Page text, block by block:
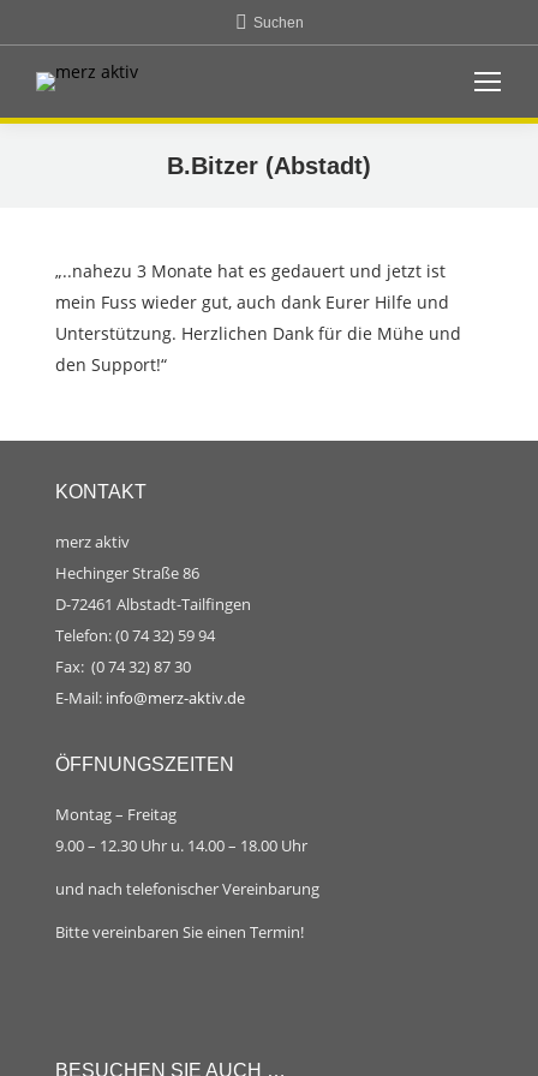
Search:
Suchen
B.Bitzer (Abstadt)
„..nahezu 3 Monate hat es gedauert und jetzt ist
mein Fuss wieder gut, auch dank Eurer Hilfe und
Unterstützung. Herzlichen Dank für die Mühe und
den Support!“
KONTAKT
merz aktiv
Hechinger Straße 86
D-72461 Albstadt-Tailfingen
Telefon: (0 74 32) 59 94
Fax: (0 74 32) 87 30
E-Mail: info@merz-aktiv.de
ÖFFNUNGSZEITEN
Montag – Freitag
9.00 – 12.30 Uhr u. 14.00 – 18.00 Uhr
und nach telefonischer Vereinbarung
Bitte vereinbaren Sie einen Termin!
BESUCHEN SIE AUCH …